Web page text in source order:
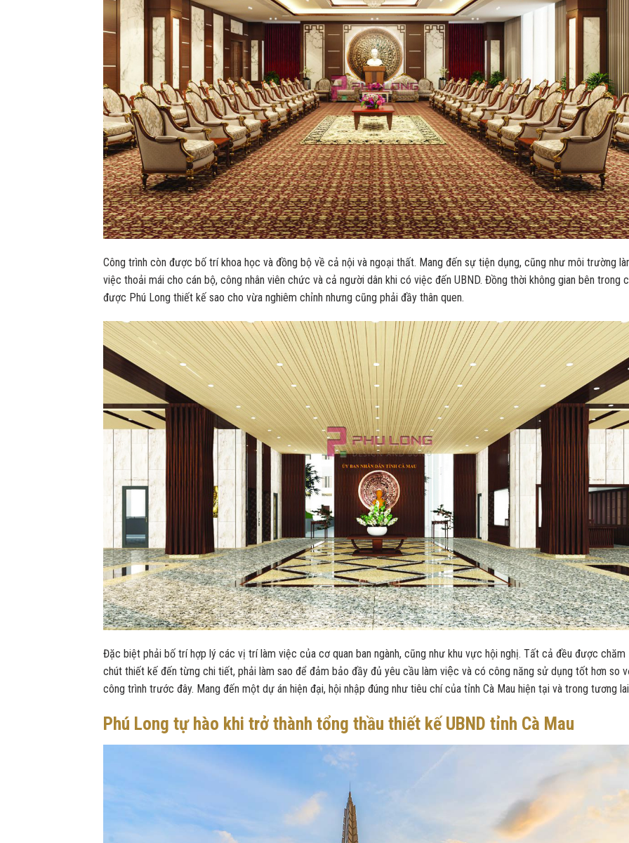
Công trình còn được bố trí khoa học và đồng bộ về cả nội và ngoại thất. Mang đến sự tiện dụng, cũng như môi trường
việc thoải mái cho cán bộ, công nhân viên chức và cả người dân khi có việc đến UBND. Đồng thời không gian bên trong
được Phú Long thiết kế sao cho vừa nghiêm chỉnh nhưng cũng phải đầy thân quen.
Đặc biệt phải bố trí hợp lý các vị trí làm việc của cơ quan ban ngành, cũng như khu vực hội nghị. Tất cả đều được chăm
chút thiết kế đến từng chi tiết, phải làm sao để đảm bảo đầy đủ yêu cầu làm việc và có công năng sử dụng tốt hơn so
công trình trước đây. Mang đến một dự án hiện đại, hội nhập đúng như tiêu chí của tỉnh Cà Mau hiện tại và trong tương
Phú Long tự hào khi trở thành tổng thầu thiết kế UBND tỉnh Cà Mau